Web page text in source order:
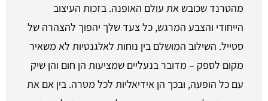
מהטרנד שכובש את עולם האופנה. בזכות העיצוב
הייחודי והצבע המרגש, כל צעד שלך יהפוך להצהרה של
סטייל. השילוב המושלם בין נוחות לאלגנטיות לא משאיר
מקום לספק – מדובר בנעליים שמציעות הן חום והן שיק
עם כל הופעה, ובכך הן אידיאליות לכל מטרה. בין אם את